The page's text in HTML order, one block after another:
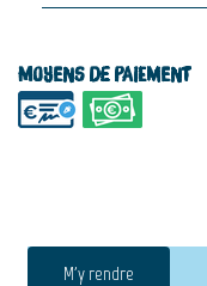
Moyens de paiement
M'y rendre